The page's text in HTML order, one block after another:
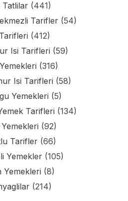
Tatlilar (441)
Tarifler(54)
(412)
Isi Tarifleri (59)
(316)
Isi Tarifleri (58)
Yemekleri (5)
Tarifleri (134)
(92)
Tarifler (66)
Yemekler(105)
Yemekleri (8)
(214)